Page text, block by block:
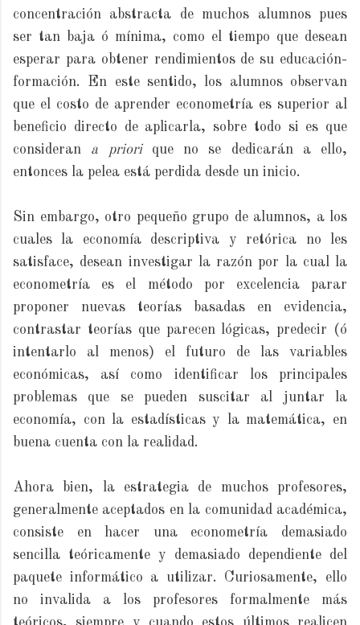
concentración abstracta de muchos alumnos pues
ser tan baja ó mínima, como el tiempo que desean
esperar para obtener rendimientos de su educación-
formación. En este sentido, los alumnos observan
que el costo de aprender econometría es superior al
beneficio directo de aplicarla, sobre todo si es que
consideran a priori que no se dedicarán a ello,
entonces la pelea está perdida desde un inicio.
Sin embargo, otro pequeño grupo de alumnos, a los
cuales la economía descriptiva y retórica no les
satisface, desean investigar la razón por la cual la
econometría es el método por excelencia parar
proponer nuevas teorías basadas en evidencia,
contrastar teorías que parecen lógicas, predecir (ó
intentarlo al menos) el futuro de las variables
económicas, así como identificar los principales
problemas que se pueden suscitar al juntar la
economía, con la estadísticas y la matemática, en
buena cuenta con la realidad.
Ahora bien, la estrategia de muchos profesores,
generalmente aceptados en la comunidad académica,
consiste en hacer una econometría demasiado
sencilla teóricamente y demasiado dependiente del
paquete informático a utilizar. Curiosamente, ello
no invalida a los profesores formalmente más